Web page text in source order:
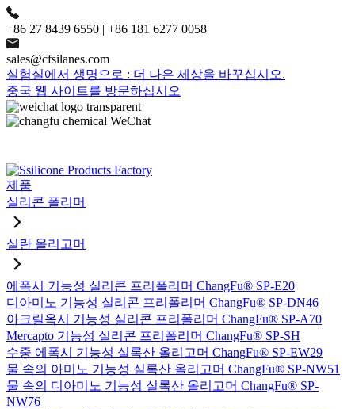
+86 27 8439 6550 | +86 181 6277 0058
sales@cfsilanes.com
실험실에서 생명으로 : 더 나은 세상을 바꾸십시오.
중국 웹 사이트를 방문하십시오
제품
실리콘 폴리머
실란 올리고머
에폭시 기능성 실리콘 프리폴리머 ChangFu® SP-E20
디아미노 기능성 실리콘 프리폴리머 ChangFu® SP-DN46
아크릴옥시 기능성 실리콘 프리폴리머 ChangFu® SP-A70
Mercapto 기능성 실리콘 프리폴리머 ChangFu® SP-SH
수중 에폭시 기능성 실록산 올리고머 ChangFu® SP-EW29
물 속의 아미노 기능성 실록산 올리고머 ChangFu® SP-NW51
물 속의 디아미노 기능성 실록산 올리고머 ChangFu® SP-
NW76